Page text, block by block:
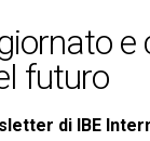
futuro
di IBE